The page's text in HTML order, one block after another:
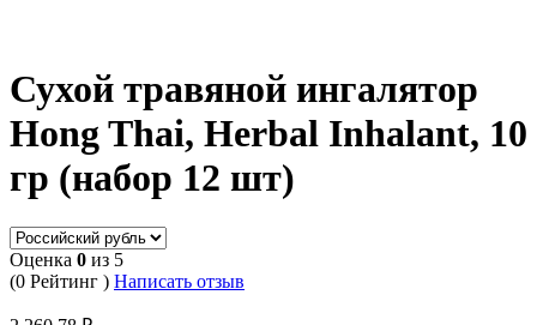
Сухой травяной ингалятор
Hong Thai, Herbal Inhalant, 10
гр (набор 12 шт)
Оценка 0 из 5
(0 Рейтинг ) Написать отзыв